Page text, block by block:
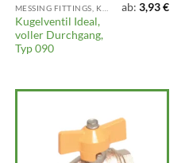
Kugelventil Ideal,
voller Durchgang,
Typ 090
ab:3,93€